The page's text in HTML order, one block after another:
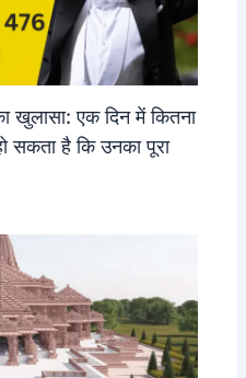
खुलासा: एक दिन में कितना
है कि उनका पूरा